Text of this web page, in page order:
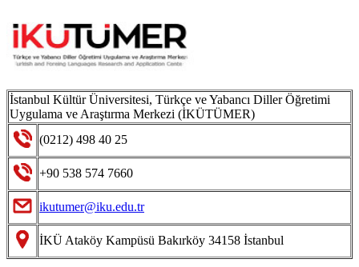
İstanbul Kültür Üniversitesi, Türkçe ve Yabancı Diller Öğretimi
Uygulama ve Araştırma Merkezi (İKÜTÜMER)
(0212) 498 40 25
+90 538 574 7660
ikutumer@iku.edu.tr
İKÜ Ataköy Kampüsü Bakırköy 34158 İstanbul